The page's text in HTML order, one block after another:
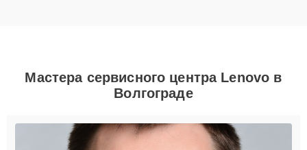
Мастера сервисного центра Lenovo в
Волгограде